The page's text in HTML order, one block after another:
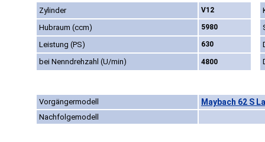
Zylinder V12
Hubraum (ccm)
5980
Leistung (PS)
630
bei Nenndrehzahl (U/min)
4800
Vorgängermodell Maybach 62 S
Nachfolgemodell